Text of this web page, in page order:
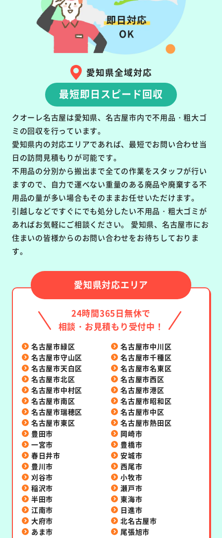
愛知県全域対応
最短即日スピード回収
クオーレ名古屋は愛知県、名古屋市内で不用品・粗大ゴ
ミの回収を行っています。
愛知県内の対応エリアであれば、最短でお問い合わせ当
日の訪問見積もりが可能です。
不用品の分別から搬出まで全ての作業をスタッフが行い
ますので、自力で運べない重量のある廃品や廃棄する不
用品の量が多い場合もそのままお任せいただけます。
引越しなどですぐにでも処分したい不用品・粗大ゴミが
あればお気軽にご相談ください。 愛知県、名古屋市にお
住まいの皆様からのお問い合わせをお待ちしておりま
す。
愛知県対応エリア
24時間365日無休で
相談・お見積もり受付中！
名古屋市緑区
名古屋市中川区
名古屋市守山区
名古屋市千種区
名古屋市天白区
名古屋市名東区
名古屋市北区
名古屋市西区
名古屋市中村区
名古屋市港区
名古屋市南区
名古屋市昭和区
名古屋市瑞穂区
名古屋市中区
名古屋市東区
名古屋市熱田区
豊田市
岡崎市
一宮市
豊橋市
春日井市
安城市
豊川市
西尾市
刈谷市
小牧市
稲沢市
瀬戸市
半田市
東海市
江南市
日進市
大府市
北名古屋市
あま市
尾張旭市